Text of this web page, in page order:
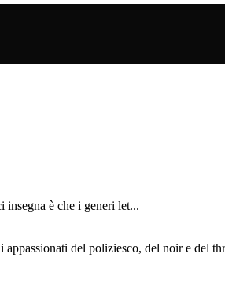
è che i generi let...
del poliziesco, del noir e del